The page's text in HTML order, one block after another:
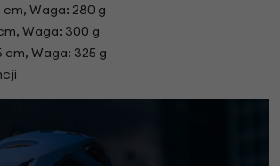
cm, Waga: 280 g
Waga: 300 g
cm, Waga: 325 g